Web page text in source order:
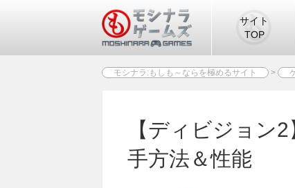
サイト
TOP
モシナラ:もしも～ならを極めるサイト >
【ディビジョン
手方法＆性能